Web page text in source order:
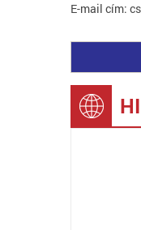
E-mail cím: